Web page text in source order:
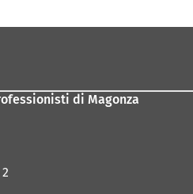
di Magonza